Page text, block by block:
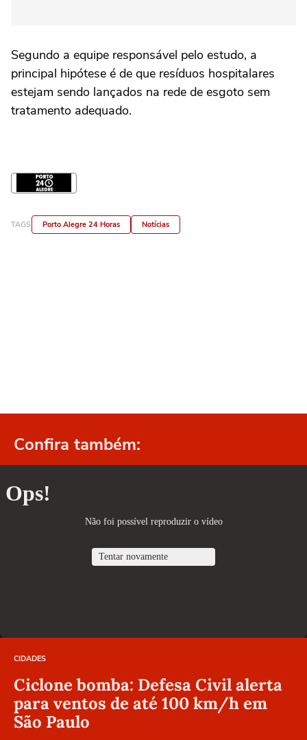
Segundo a equipe responsável pelo estudo, a
principal hipótese é de que resíduos hospitalares
estejam sendo lançados na rede de esgoto sem
tratamento adequado.
TAGS Porto Alegre 24 Horas Notícias
Confira também:
CIDADES
Ciclone bomba: Defesa Civil alerta
para ventos de até 100 km/h em
São Paulo